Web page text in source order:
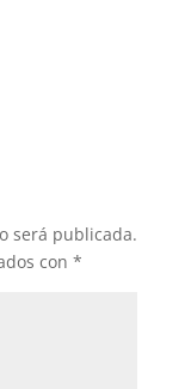
será publicada.
con *